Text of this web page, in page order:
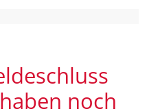
noch